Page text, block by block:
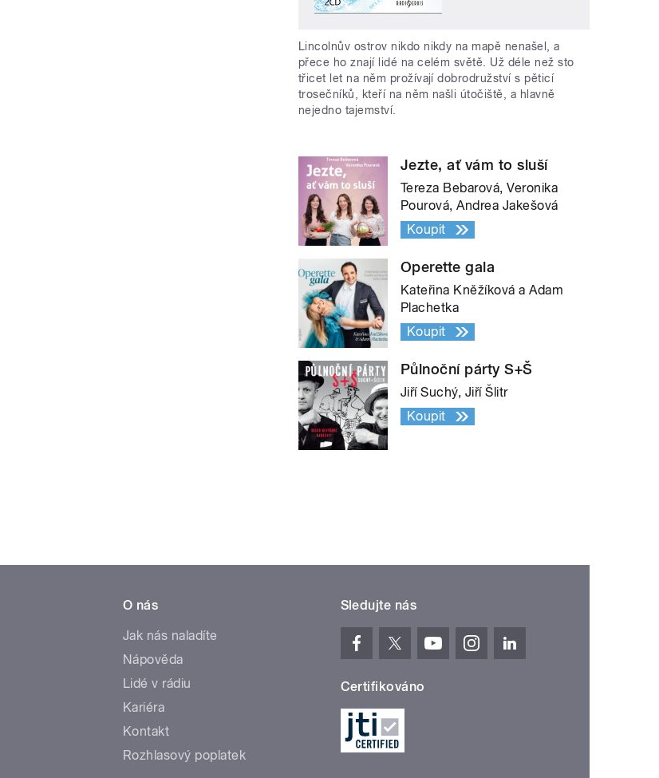
Lincolnův ostrov nikdo nikdy na mapě nenašel, a
přece ho znají lidé na celém světě. Už déle než sto
třicet let na něm prožívají dobrodružství s pěticí
trosečníků, kteří na něm našli útočiště, a hlavně
nejedno tajemství.
Jezte, ať vám to sluší
Tereza Bebarová, Veronika
Pourová, Andrea Jakešová
Koupit
Operette gala
Kateřina Kněžíková a Adam
Plachetka
Koupit
Půlnoční párty S+Š
Jiří Suchý, Jiří Šlitr
Koupit
O nás
Jak nás naladíte
Nápověda
Lidé v rádiu
Kariéra
Kontakt
Rozhlasový poplatek
Sledujte nás
Certifikováno